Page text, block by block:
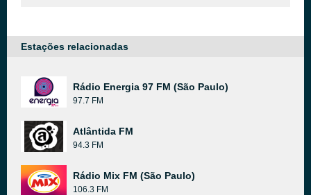
Estações relacionadas
Rádio Energia 97 FM (São Paulo)
97.7 FM
Atlântida FM
94.3 FM
Rádio Mix FM (São Paulo)
106.3 FM